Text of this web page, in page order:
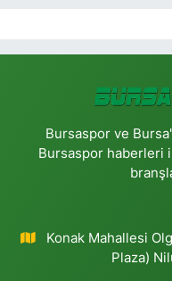
Bursaspor ve
Bursaspor haberleri
Konak Mahallesi
Plaza)